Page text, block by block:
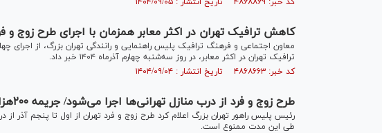
کاهش ترافیک تهران در اکثر معابر همزمان با اجرای طرح زوج‌
معاون اجتماعی و فرهنگ ترافیک پلیس راهنمایی و رانندگی تهران بزرگ، از اجرای
ترافیک تهران در اکثر معابر، در روز سه‌شنبه چهارم آذرماه ۱۴۰۴ خبر داد.
کد خبر: ۴۸۶۸۶۶۳ تاریخ انتشار : ۱۴۰۴/۰۹/۰۴
طرح زوج و فرد از درب منازل تهرانی‌ها اجرا می‌شود/ جریمه ۲۰۰هزار تومانی برای متخلفان
رئیس پلیس راهور تهران بزرگ اعلام کرد طرح زوج و فرد تهران از اول تا پنجم آذر
طی این مدت ممنوع است.